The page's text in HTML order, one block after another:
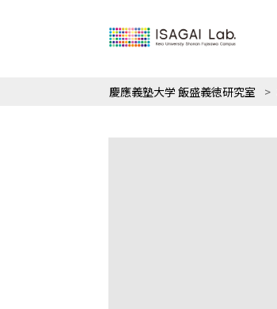
慶應義塾大学 飯盛義徳研究室 >